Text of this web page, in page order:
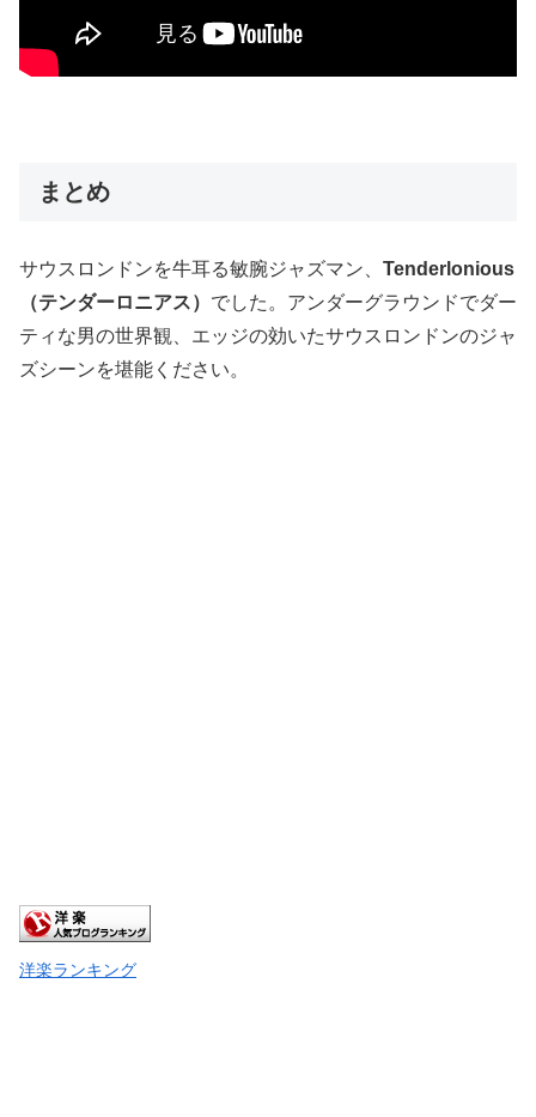
まとめ
サウスロンドンを牛耳る敏腕ジャズマン、 Tenderlonious
（テンダーロニアス） でした。アンダーグラウンドでダー
ティな男の世界観、エッジの効いたサウスロンドンのジャ
ズシーンを堪能ください。
洋楽ランキング